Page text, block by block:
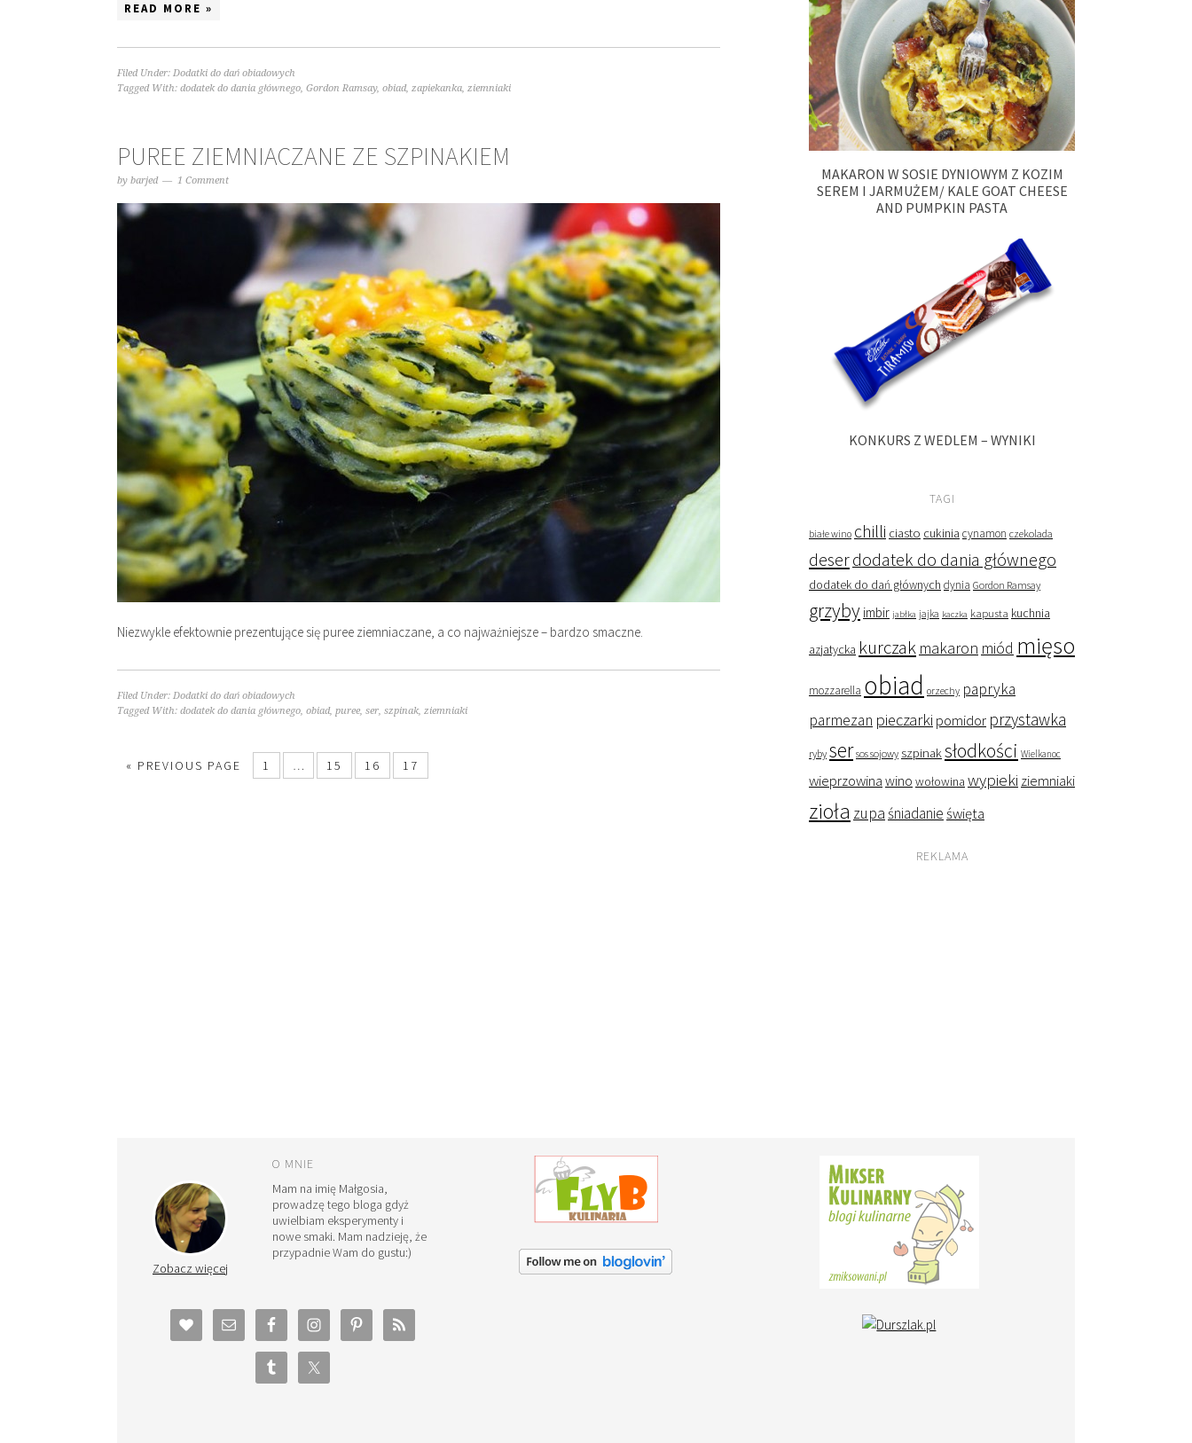
READ MORE »
Filed Under: Dodatki do dań obiadowych
Tagged With: dodatek do dania głównego, Gordon Ramsay, obiad, zapiekanka, ziemniaki
PUREE ZIEMNIACZANE ZE SZPINAKIEM
by barjed 1 Comment
Niezwykle efektownie prezentujące się puree ziemniaczane, a co najważniejsze – bardzo smaczne.
Filed Under: Dodatki do dań obiadowych
Tagged With: dodatek do dania głównego, obiad, puree, ser, szpinak, ziemniaki
« PREVIOUS PAGE 1 … 15 16 17
MAKARON W SOSIE DYNIOWYM Z KOZIM
SEREM I JARMUŻEM/ KALE GOAT CHEESE
AND PUMPKIN PASTA
KONKURS Z WEDLEM – WYNIKI
TAGI
białe wino chilli ciasto cukinia cynamon czekolada
deserdodatek do dania głównego
dodatek do dań głównych dynia Gordon Ramsay
grzyby imbir jabłka jajka kaczka kapusta kuchnia
azjatycka kurczak makaron miód mięso
mozzarella obiad orzechy papryka
parmezan pieczarki pomidor przystawka
ryby ser sos sojowy szpinaksłodkości Wielkanoc
wieprzowina wino wołowina wypieki ziemniaki
zioła zupaśniadanieświęta
REKLAMA
O MNIE
Mam na imię Małgosia,
prowadzę tego bloga gdyż
uwielbiam eksperymenty i
nowe smaki. Mam nadzieję, że
przypadnie Wam do gustu:)
Zobacz więcej